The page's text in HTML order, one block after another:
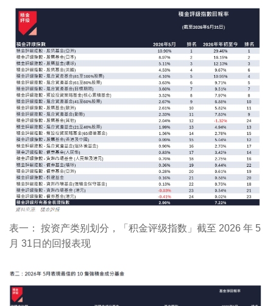
表一： 按资产类别划分，「积金评级指数」截至 2026 年 5
月 31日的回报表现